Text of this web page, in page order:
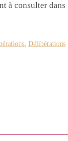
à consulter dans
,Délibérations